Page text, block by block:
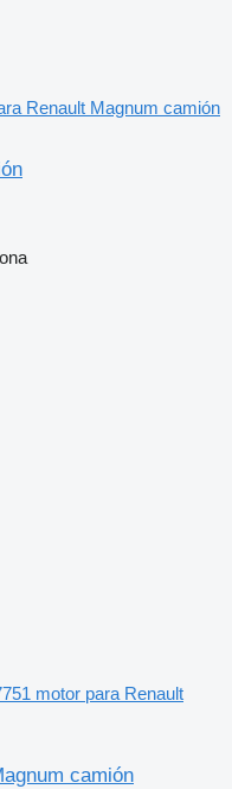
Renault Magnum camión
motor para Renault
camión